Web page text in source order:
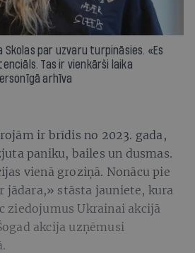
Skolas par uzvaru turpināsies. «Es
Tas ir vienkārši laika
arhīva
ir brīdis no 2023. gada,
paniku, bailes un dusmas.
vienā groziņā. Nonācu pie
jādara,» stāsta jauniete, kura
ziedojumus Ukrainai akcijā
akcija uzņēmusi